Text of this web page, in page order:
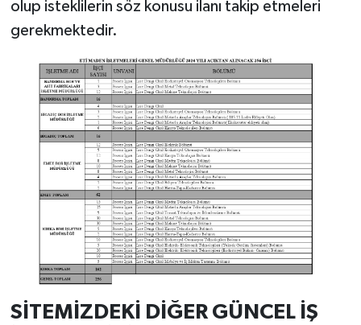
olup isteklilerin söz konusu ilanı takip etmeleri
gerekmektedir.
SİTEMİZDEKİ DİĞER GÜNCEL İŞ